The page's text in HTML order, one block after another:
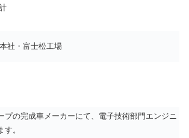
社・富士松工場
プの完成車メーカーにて、電子技術部門エンジニ
す。